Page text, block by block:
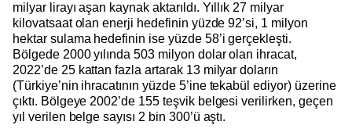
milyar lirayı aşan kaynak aktarıldı. Yıllık 27 milyar
kilovatsaat olan enerji hedefinin yüzde 92’si, 1 milyon
hektar sulama hedefinin ise yüzde 58’i gerçekleşti.
Bölgede 2000 yılında 503 milyon dolar olan ihracat,
2022’de 25 kattan fazla artarak 13 milyar doların
(Türkiye’nin ihracatının yüzde 5’ine tekabül ediyor) üzerine
çıktı. Bölgeye 2002’de 155 teşvik belgesi verilirken, geçen
yıl verilen belge sayısı 2 bin 300’ü aştı.